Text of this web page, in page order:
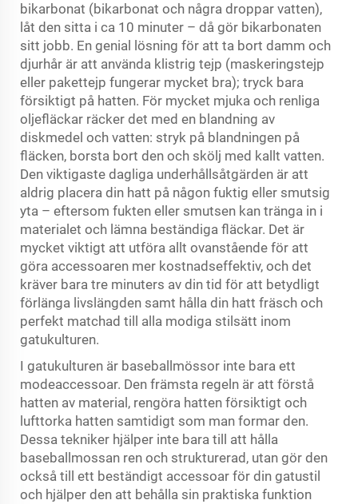
bikarbonat (bikarbonat och några droppar vatten),
låt den sitta i ca 10 minuter – då gör bikarbonaten
sitt jobb. En genial lösning för att ta bort damm och
djurhår är att använda klistrig tejp (maskeringstejp
eller pakettejp fungerar mycket bra); tryck bara
försiktigt på hatten. För mycket mjuka och renliga
oljefläckar räcker det med en blandning av
diskmedel och vatten: stryk på blandningen på
fläcken, borsta bort den och skölj med kallt vatten.
Den viktigaste dagliga underhållsåtgärden är att
aldrig placera din hatt på någon fuktig eller smutsig
yta – eftersom fukten eller smutsen kan tränga in i
materialet och lämna beständiga fläckar. Det är
mycket viktigt att utföra allt ovanstående för att
göra accessoaren mer kostnadseffektiv, och det
kräver bara tre minuters av din tid för att betydligt
förlänga livslängden samt hålla din hatt fräsch och
perfekt matchad till alla modiga stilsätt inom
gatukulturen.
I gatukulturen är baseballmössor inte bara ett
modeaccessoar. Den främsta regeln är att förstå
hatten av material, rengöra hatten försiktigt och
lufttorka hatten samtidigt som man formar den.
Dessa tekniker hjälper inte bara till att hålla
baseballmossan ren och strukturerad, utan gör den
också till ett beständigt accessoar för din gatustil
och hjälper den att behålla sin praktiska funktion